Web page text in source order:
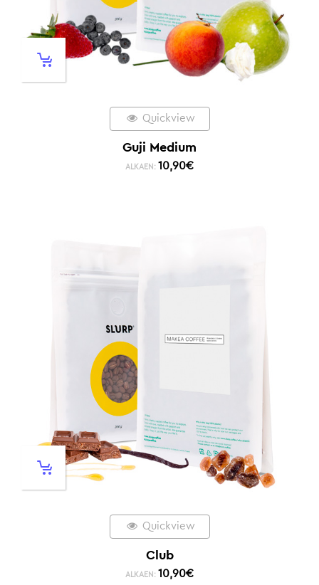
Quickview
Guji Medium
ALKAEN: 10,90€
Quickview
Club
ALKAEN: 10,90€